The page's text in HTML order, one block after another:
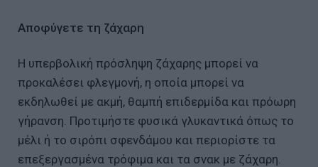
Αποφύγετε τη ζάχαρη
Η υπερβολική πρόσληψη ζάχαρης μπορεί να
προκαλέσει φλεγμονή, η οποία μπορεί να
εκδηλωθεί με ακμή, θαμπή επιδερμίδα και πρόωρη
γήρανση. Προτιμήστε φυσικά γλυκαντικά όπως το
μέλι ή το σιρόπι σφενδάμου και περιορίστε τα
επεξεργασμένα τρόφιμα και τα σνακ με ζάχαρη.